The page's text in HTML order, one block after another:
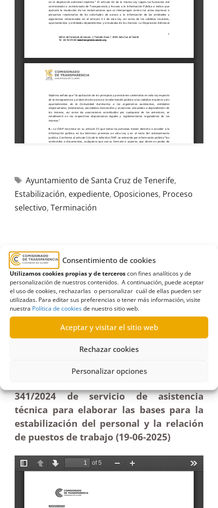
Consentimiento de cookies
Utilizamos cookies propias y de terceroscon fines analíticos y de
personalización de nuestros contenidos. A continuación, puede aceptar
el uso de cookies, rechazarlas o personalizar cuál de ellas pueden ser
utilizadas. Para editar sus preferencias o tener más información, visite
nuestra Política de cookiesde nuestro sitio web.
Aceptar y visitar el sitio web
Rechazar cookies
Personalizar opciones
Ayuntamiento de Santa Cruz de Tenerife,
Estabilización, expediente, Oposiciones, Proceso
selectivo, Terminación
R369/2025
06/11/2025
Solicitud de información al Ayuntamiento de Firgas
sobre contrato de servicio de asistencia técnica
relacionado con Personal|Estimatoria
Resolución estimatoria sobre solicitud
de información al Ayuntamiento de
341/2024 de servicio de asistencia
técnica para elaborar las bases para la
estabilización del personal y la relación
de puestos de trabajo (19-06-2025)